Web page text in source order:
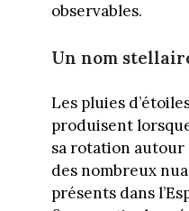
observables.
Un nom
Les pluies
produisent
sa rotation autour
des nombreux
présents dans